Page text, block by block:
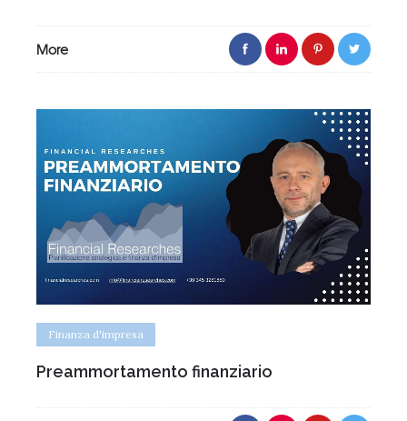
More
Finanza d'impresa
Preammortamento finanziario